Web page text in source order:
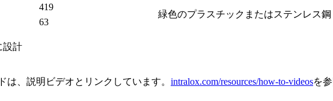
419
緑色のプラスチックまたはステンレス鋼
63
設計
、説明ビデオとリンクしています。 intralox.com/resources/how-to-videosを